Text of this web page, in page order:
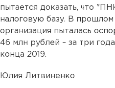
пытается доказать, что
налоговую базу. В
организация пыталась
46 млн рублей – за три
конца 2019.
Юлия Литвиненко